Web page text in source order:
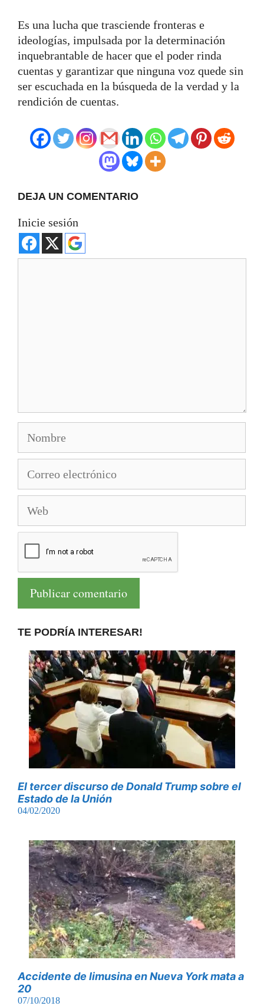
Es una lucha que trasciende fronteras e
ideologías, impulsada por la determinación
inquebrantable de hacer que el poder rinda
cuentas y garantizar que ninguna voz quede sin
ser escuchada en la búsqueda de la verdad y la
rendición de cuentas.
DEJA UN COMENTARIO
Inicie sesión
electrónico
TE PODRÍA INTERESAR!
El tercer discurso de Donald Trump sobre el
Estado de la Unión
04/02/2020
Accidente de limusina en Nueva York mata a
20
07/10/2018